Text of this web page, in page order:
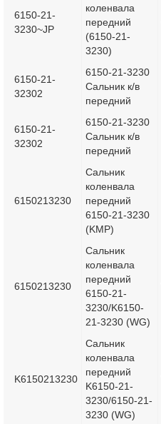
6150-21-
3230~JP
коленвала
передний
(6150-21-
3230)
6150-21-
32302
6150-21-3230
Сальник к/в
передний
6150-21-
32302
6150-21-3230
Сальник к/в
передний
6150213230
Сальник
коленвала
передний
6150-21-3230
(KMP)
6150213230
Сальник
коленвала
передний
6150-21-
3230/K6150-
21-3230 (WG)
K6150213230
Сальник
коленвала
передний
K6150-21-
3230/6150-21-
3230 (WG)